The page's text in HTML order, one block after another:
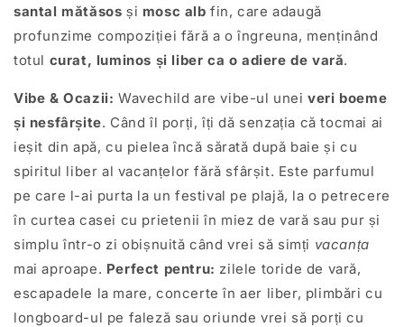
santal mătăsos și mosc alb fin, care adaugă
profunzime compoziției fără a o îngreuna, menținând
totul curat, luminos și liber ca o adiere de vară.
Vibe & Ocazii: Wavechild are vibe-ul uneiveri boeme
și nesfârșite. Când îl porți, îți dă senzația că tocmai ai
ieșit din apă, cu pielea încă sărată după baie și cu
spiritul liber al vacanțelor fără sfârșit. Este parfumul
pe care l-ai purta la un festival pe plajă, la o petrecere
în curtea casei cu prietenii în miez de vară sau pur și
simplu într-o zi obișnuită când vrei să simți vacanța
mai aproape. Perfect pentru: zilele toride de vară,
escapadele la mare, concerte în aer liber, plimbări cu
longboard-ul pe faleză sau oriunde vrei să porți cu